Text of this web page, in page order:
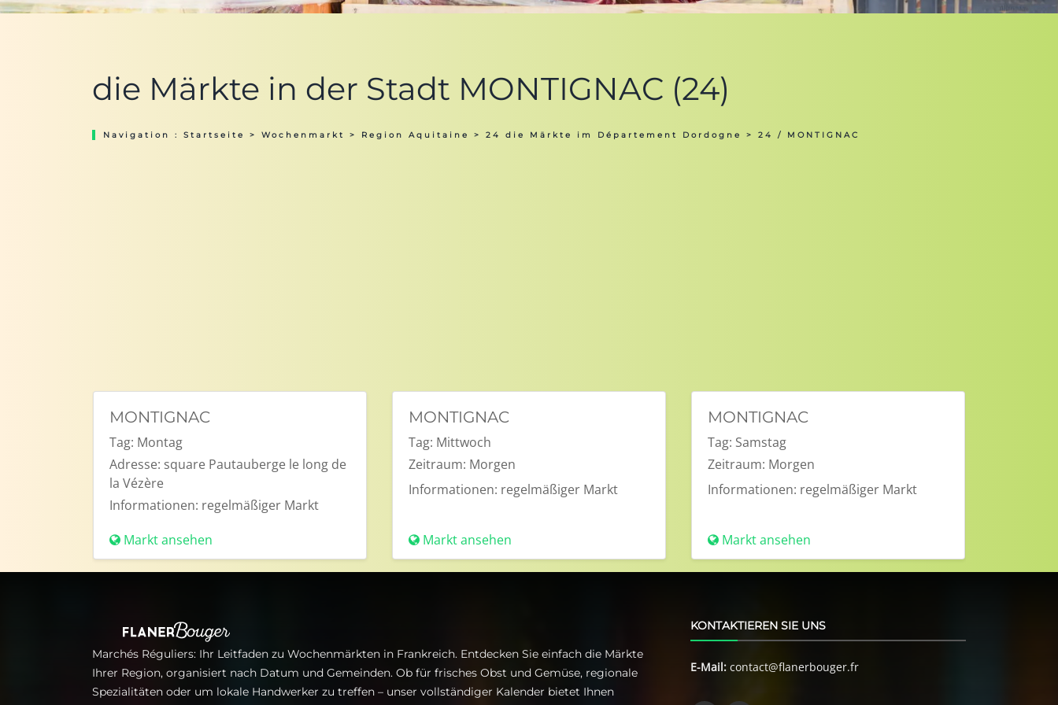
die Märkte in der Stadt MONTIGNAC (24)
Navigation : Startseite > Wochenmarkt > Region Aquitaine > 24 die Märkte im Département Dordogne > 24 / MONTIGNAC
MONTIGNAC
Tag: Montag
Adresse: square Pautauberge le long de
la Vézère
Informationen: regelmäßiger Markt
Markt ansehen
MONTIGNAC
Tag: Mittwoch
Zeitraum: Morgen
Informationen: regelmäßiger Markt
Markt ansehen
MONTIGNAC
Tag: Samstag
Zeitraum: Morgen
Informationen: regelmäßiger Markt
Markt ansehen
Marchés Réguliers: Ihr Leitfaden zu Wochenmärkten in Frankreich. Entdecken Sie einfach die Märkte
Ihrer Region, organisiert nach Datum und Gemeinden. Ob für frisches Obst und Gemüse, regionale
Spezialitäten oder um lokale Handwerker zu treffen – unser vollständiger Kalender bietet Ihnen
KONTAKTIEREN SIE UNS
E-Mail: contact@flanerbouger.fr